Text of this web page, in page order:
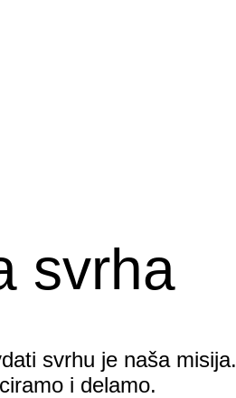
svrha
svrhu je naša misija.
i delamo.